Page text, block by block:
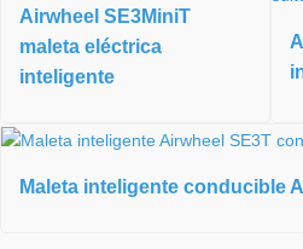
Airwheel SE3MiniT
maleta eléctrica
inteligente
Maleta inteligente conducible